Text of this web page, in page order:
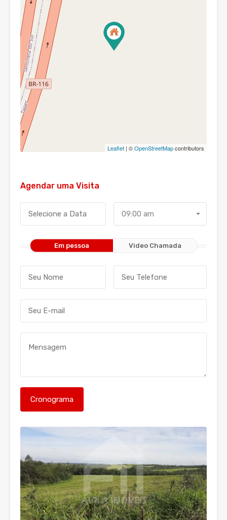
Leaflet | ©OpenStreetMapcontributors
Agendar uma Visita
09:00 am
Em pessoa Video Chamada